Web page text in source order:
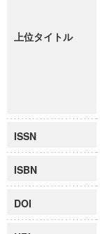
上位タイトル
ISSN
ISBN
DOI